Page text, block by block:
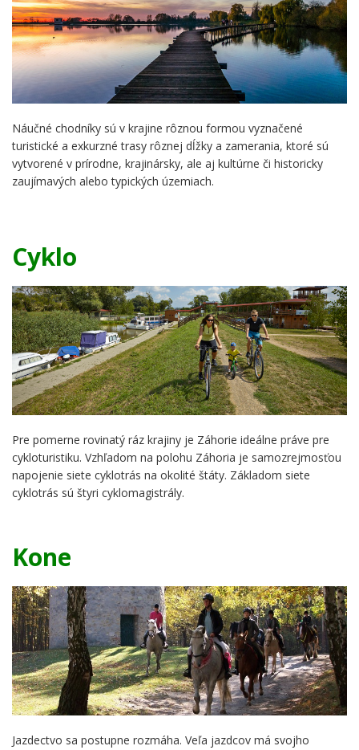
Náučné chodníky sú v krajine rôznou formou vyznačené
turistické a exkurzné trasy rôznej dĺžky a zamerania, ktoré sú
vytvorené v prírodne, krajinársky, ale aj kultúrne či historicky
zaujímavých alebo typických územiach.
Cyklo
Pre pomerne rovinatý ráz krajiny je Záhorie ideálne práve pre
cykloturistiku. Vzhľadom na polohu Záhoria je samozrejmosťou
napojenie siete cyklotrás na okolité štáty. Základom siete
cyklotrás sú štyri cyklomagistrály.
Kone
Jazdectvo sa postupne rozmáha. Veľa jazdcov má svojho